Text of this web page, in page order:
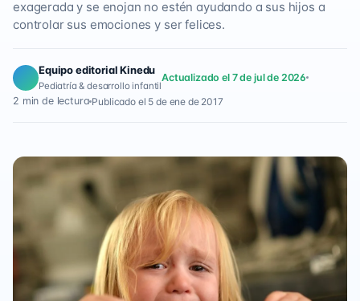
exagerada y se enojan no estén ayudando a sus hijos a
controlar sus emociones y ser felices.
Equipo editorial Kinedu
Pediatría & desarrollo infantil
Actualizado el 7 de jul de 2026
2 min de lectura Publicado el 5 de ene de 2017